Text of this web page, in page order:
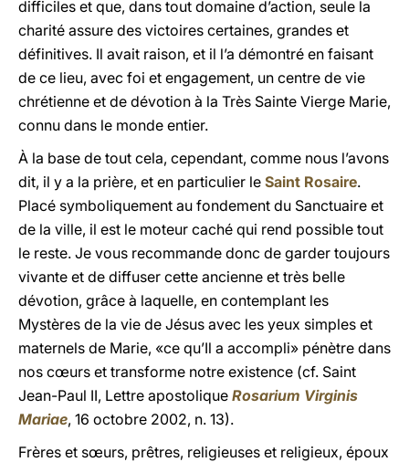
difficiles et que, dans tout domaine d’action, seule la
charité assure des victoires certaines, grandes et
définitives. Il avait raison, et il l’a démontré en faisant
de ce lieu, avec foi et engagement, un centre de vie
chrétienne et de dévotion à la Très Sainte Vierge Marie,
connu dans le monde entier.
À la base de tout cela, cependant, comme nous l’avons
dit, il y a la prière, et en particulier le Saint Rosaire.
Placé symboliquement au fondement du Sanctuaire et
de la ville, il est le moteur caché qui rend possible tout
le reste. Je vous recommande donc de garder toujours
vivante et de diffuser cette ancienne et très belle
dévotion, grâce à laquelle, en contemplant les
Mystères de la vie de Jésus avec les yeux simples et
maternels de Marie, «ce qu’Il a accompli» pénètre dans
nos cœurs et transforme notre existence (cf. Saint
Jean-Paul II, Lettre apostolique Rosarium Virginis
Mariae, 16 octobre 2002, n. 13).
Frères et sœurs, prêtres, religieuses et religieux, époux